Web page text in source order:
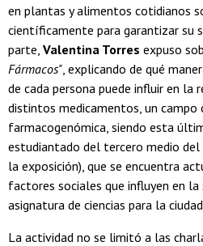
en plantas y alimentos cotidianos
científicamente para garantizar su
parte, Valentina Torres expuso
Fármacos" , explicando de qué
de cada persona puede influir en la
distintos medicamentos, un campo
farmacogenómica, siendo esta
estudiantado del tercero medio
la exposición), que se encuentra
factores sociales que influyen en la
asignatura de ciencias para la
La actividad no se limitó a las